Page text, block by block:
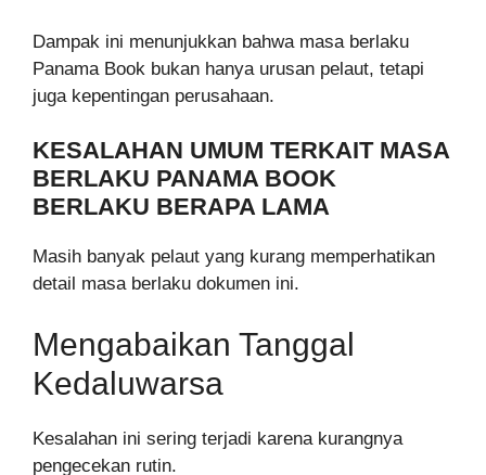
Dampak ini menunjukkan bahwa masa berlaku
Panama Book bukan hanya urusan pelaut, tetapi
juga kepentingan perusahaan.
KESALAHAN UMUM TERKAIT MASA
BERLAKU PANAMA BOOK
BERLAKU BERAPA LAMA
Masih banyak pelaut yang kurang memperhatikan
detail masa berlaku dokumen ini.
Mengabaikan Tanggal
Kedaluwarsa
Kesalahan ini sering terjadi karena kurangnya
pengecekan rutin.